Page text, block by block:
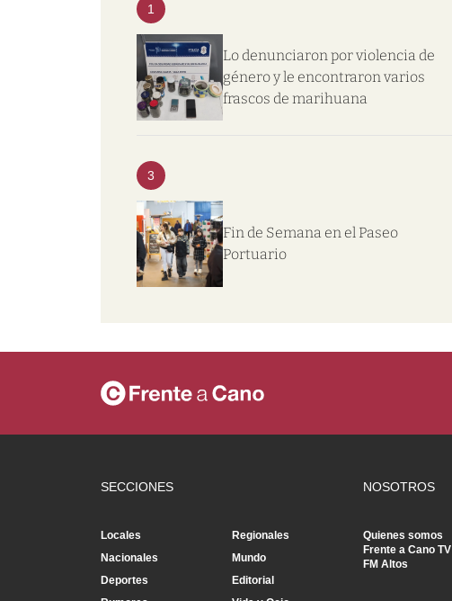
1
Lo denunciaron por violencia de
género y le encontraron varios
frascos de marihuana
3
Fin de Semana en el Paseo
Portuario
SECCIONES
Locales
Regionales
Nacionales
Mundo
Deportes
Editorial
NOSOTROS
Quienes somos
Frente a Cano TV
FM Altos